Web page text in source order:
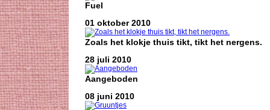
Fuel
01 oktober 2010
Zoals het klokje thuis tikt, tikt het nergens.
28 juli 2010
Aangeboden
08 juni 2010